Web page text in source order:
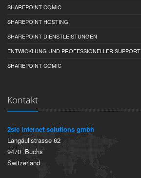
SHAREPOINT COMIC
SHAREPOINT HOSTING
SHAREPOINT DIENSTLEISTUNGEN
ENTWICKLUNG UND PROFESSIONELLER SUPPORT
SHAREPOINT COMIC
Kontakt
2sic internet solutions gmbh
Langäulistrasse 62
9470 Buchs
Switzerland